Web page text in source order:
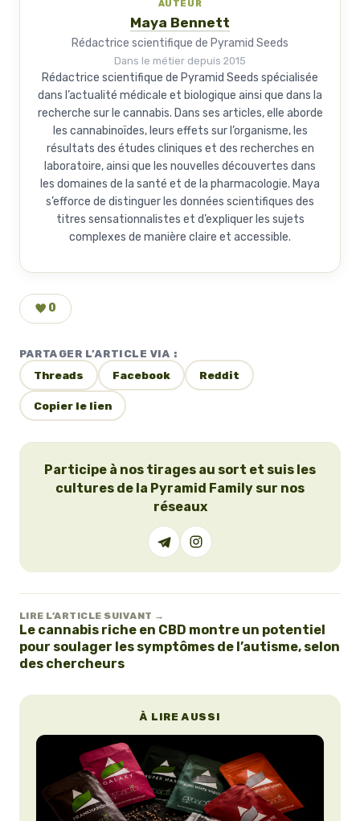
AUTEUR
Maya Bennett
Rédactrice scientifique de Pyramid Seeds
Dans le métier depuis 2015
Rédactrice scientifique de Pyramid Seeds spécialisée
dans l’actualité médicale et biologique ainsi que dans la
recherche sur le cannabis. Dans ses articles, elle aborde
les cannabinoïdes, leurs effets sur l’organisme, les
résultats des études cliniques et des recherches en
laboratoire, ainsi que les nouvelles découvertes dans
les domaines de la santé et de la pharmacologie. Maya
s’efforce de distinguer les données scientifiques des
titres sensationnalistes et d’expliquer les sujets
complexes de manière claire et accessible.
0
PARTAGER L’ARTICLE VIA :
Threads Facebook Reddit
Copier le lien
Participe à nos tirages au sort et suis les
cultures de la Pyramid Family sur nos
réseaux
LIRE L’ARTICLE SUIVANT →
Le cannabis riche en CBD montre un potentiel
pour soulager les symptômes de l’autisme, selon
des chercheurs
À LIRE AUSSI